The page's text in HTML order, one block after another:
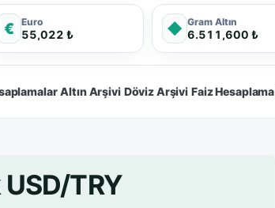
€ Euro
55,022 ₺ ◆ Gram Altın
6.511,600 ₺
Altın Arşivi Döviz Arşivi Faiz Hesaplama
TRY